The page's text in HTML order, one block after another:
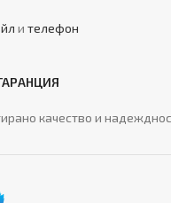
ителефон
качество и